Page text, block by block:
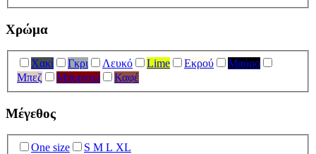
Χρώμα
Χακί Γκρι Λευκό Lime Εκρού
Μαύρο
Μπεζ
Μπορντώ Καφέ
Μέγεθος
One size S M L XL